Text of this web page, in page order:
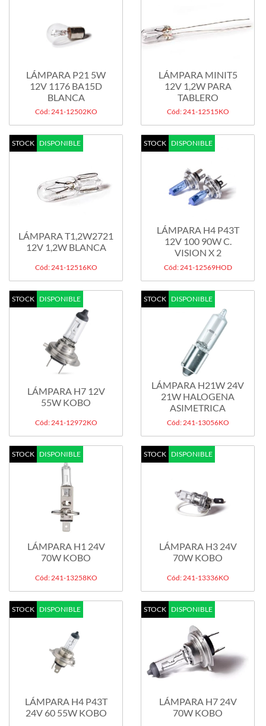
LÁMPARA P21 5W
12V 1176 BA15D
BLANCA
Cód: 241-12502KO
LÁMPARA MINIT5
12V 1,2W PARA
TABLERO
Cód: 241-12515KO
STOCK DISPONIBLE
LÁMPARA T1,2W2721
12V 1,2W BLANCA
Cód: 241-12516KO
STOCK DISPONIBLE
LÁMPARA H4 P43T
12V 100 90W C.
VISION X 2
Cód: 241-12569HOD
STOCK DISPONIBLE
LÁMPARA H7 12V
55W KOBO
Cód: 241-12972KO
STOCK DISPONIBLE
LÁMPARA H21W 24V
21W HALOGENA
ASIMETRICA
Cód: 241-13056KO
STOCK DISPONIBLE
LÁMPARA H1 24V
70W KOBO
Cód: 241-13258KO
STOCK DISPONIBLE
LÁMPARA H3 24V
70W KOBO
Cód: 241-13336KO
STOCK DISPONIBLE
LÁMPARA H4 P43T
24V 60 55W KOBO
STOCK DISPONIBLE
LÁMPARA H7 24V
70W KOBO